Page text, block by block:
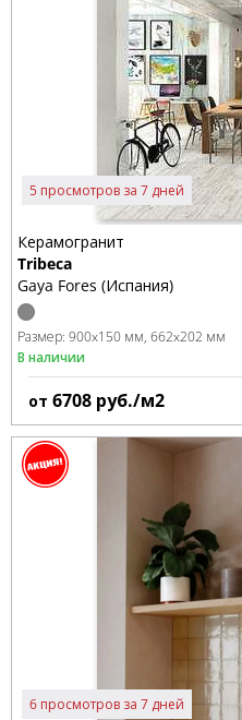
5 просмотров за 7 дней
Керамогранит
Tribeca
Gaya Fores (Испания)
Размер: 900x150 мм 662x202 мм
В наличии
от 6708 руб./м2
6 просмотров за 7 дней